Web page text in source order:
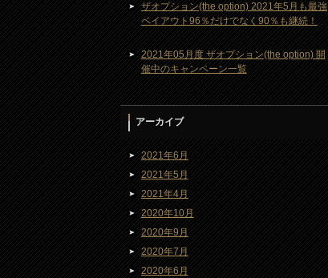
ザオプション(the option) 2021年5月も最強
ペイアウト96％だけでなく90％も継続！
2021年05月度 ザオプション(the option) 開
催中のキャンペーン一覧
アーカイブ
2021年6月
2021年5月
2021年4月
2020年10月
2020年9月
2020年7月
2020年6月